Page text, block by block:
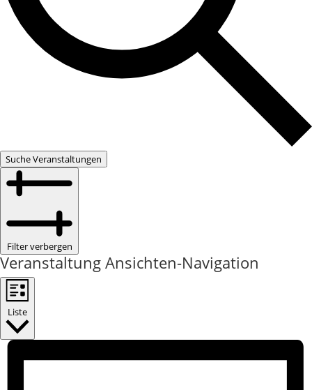
Suche Veranstaltungen
Filter verbergen
Veranstaltung Ansichten-Navigation
Liste